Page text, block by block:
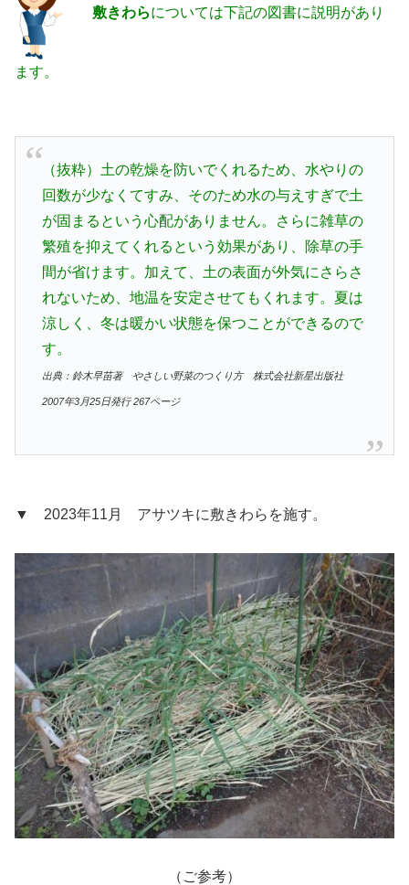
敷きわらについては下記の図書に説明があり
ます。
（抜粋）土の乾燥を防いでくれるため、水やりの
回数が少なくてすみ、そのため水の与えすぎで土
が固まるという心配がありません。さらに雑草の
繁殖を抑えてくれるという効果があり、除草の手
間が省けます。加えて、土の表面が外気にさらさ
れないため、地温を安定させてもくれます。夏は
涼しく、冬は暖かい状態を保つことができるので
す。
出典：鈴木早苗著 やさしい野菜のつくり方 株式会社新星出版社
2007年3月25日発行 267ページ
▼ 2023年11月 アサツキに敷きわらを施す。
（ご参考）